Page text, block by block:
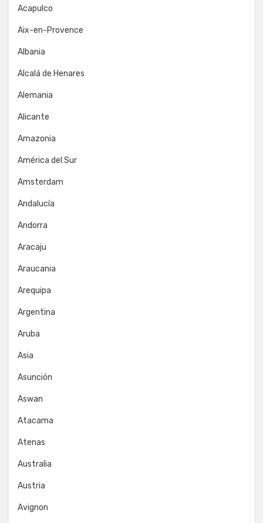
Acapulco
Aix-en-Provence
Albania
Alcalá de Henares
Alemania
Alicante
Amazonia
América del Sur
Amsterdam
Andalucía
Andorra
Aracaju
Araucania
Arequipa
Argentina
Aruba
Asia
Asunción
Aswan
Atacama
Atenas
Australia
Austria
Avignon